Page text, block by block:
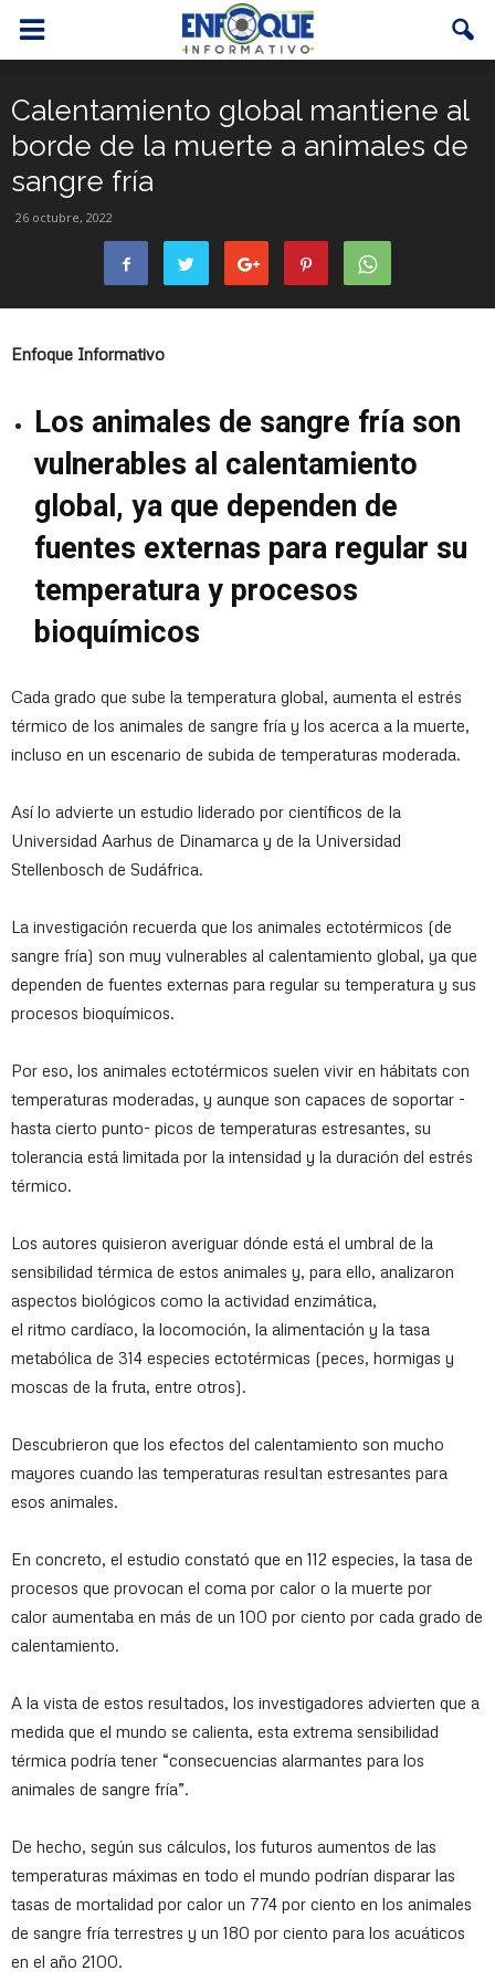
Calentamiento global mantiene al
borde de la muerte a animales de
sangre fría
26 octubre, 2022
Enfoque Informativo
Los animales de sangre fría son
vulnerables al calentamiento
global, ya que dependen de
fuentes externas para regular su
temperatura y procesos
bioquímicos
Cada grado que sube la temperatura global, aumenta el estrés
térmico de los animales de sangre fría y los acerca a la muerte,
incluso en un escenario de subida de temperaturas moderada.
Así lo advierte un estudio liderado por científicos de la
Universidad Aarhus de Dinamarca y de la Universidad
Stellenbosch de Sudáfrica.
La investigación recuerda que los animales ectotérmicos (de
sangre fría) son muy vulnerables al calentamiento global, ya que
dependen de fuentes externas para regular su temperatura y sus
procesos bioquímicos.
Por eso, los animales ectotérmicos suelen vivir en hábitats con
temperaturas moderadas, y aunque son capaces de soportar -
hasta cierto punto- picos de temperaturas estresantes, su
tolerancia está limitada por la intensidad y la duración del estrés
térmico.
Los autores quisieron averiguar dónde está el umbral de la
sensibilidad térmica de estos animales y, para ello, analizaron
aspectos biológicos como la actividad enzimática,
el ritmo cardíaco, la locomoción, la alimentación y la tasa
metabólica de 314 especies ectotérmicas (peces, hormigas y
moscas de la fruta, entre otros).
Descubrieron que los efectos del calentamiento son mucho
mayores cuando las temperaturas resultan estresantes para
esos animales.
En concreto, el estudio constató que en 112 especies, la tasa de
procesos que provocan el coma por calor o la muerte por
calor aumentaba en más de un 100 por ciento por cada grado de
calentamiento.
A la vista de estos resultados, los investigadores advierten que a
medida que el mundo se calienta, esta extrema sensibilidad
térmica podría tener “consecuencias alarmantes para los
animales de sangre fría”.
De hecho, según sus cálculos, los futuros aumentos de las
temperaturas máximas en todo el mundo podrían disparar las
tasas de mortalidad por calor un 774 por ciento en los animales
de sangre fría terrestres y un 180 por ciento para los acuáticos
en el año 2100.